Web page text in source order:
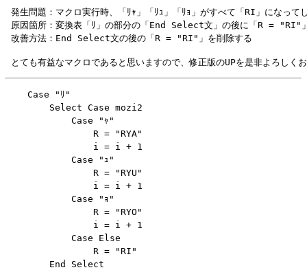
発生問題：マクロ実行時、「ﾘｬ」「ﾘｭ」「ﾘｮ」がすべて「RI」になって
原因箇所：変換表「ﾘ」の部分の「End Select文」の後に「R = "RI"
    Case "ﾘ"
        Select Case mozi2
            Case "ｬ"
                R = "RYA"
                i = i + 1
            Case "ｭ"
                R = "RYU"
                i = i + 1
            Case "ｮ"
                R = "RYO"
                i = i + 1
            Case Else
                R = "RI"
        End Select